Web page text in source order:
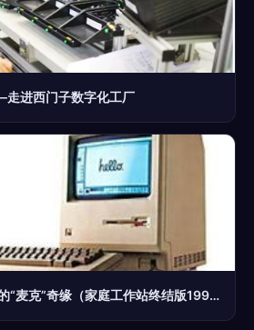
进西门子数字化工厂
麦金塔计算机 灰姑娘的“麦克”奇缘（家庭工作站终结版1992年1月30日华约解体)概念性整合网络与工作站计算机